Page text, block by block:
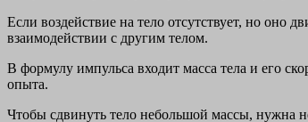
Если воздействие на тело отсутствует, но оно
взаимодействии с другим телом.
В формулу импульса входит масса тела и его
опыта.
Чтобы сдвинуть тело небольшой массы, нужна